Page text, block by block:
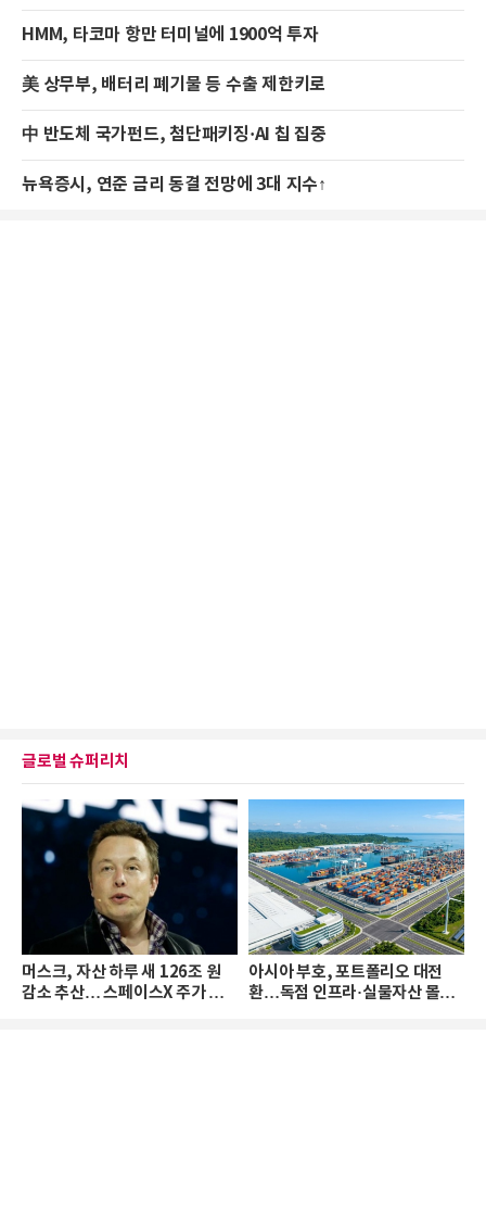
HMM, 타코마 항만 터미널에 1900억 투자
美 상무부, 배터리 폐기물 등 수출 제한키로
中 반도체 국가펀드, 첨단패키징·AI 칩 집중
뉴욕증시, 연준 금리 동결 전망에 3대 지수↑
글로벌 슈퍼리치
머스크, 자산 하루 새 126조 원
감소 추산… 스페이스X 주가 하
아시아 부호, 포트폴리오 대전
환…독점 인프라·실물자산 몰린